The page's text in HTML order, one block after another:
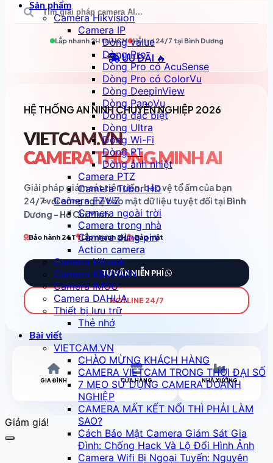
Sản phẩm
Camera Hikvision
Camera IP
Dòng value
Dòng Pro
Dòng Pro có AcuSense
Dòng Pro có ColorVu
Dòng DeepinView
Dòng PanoVu
Dòng đặc biệt
Dòng Ultra
Dòng Wi-Fi
Dòng PT
Dòng ảnh nhiệt
Camera PTZ
Camera Tubor HD
Camera EZVIZ
Camera ngoài trời
Camera trong nhà
Camera dùng pin
Action camera
Camera HiLook
Camera KBVISION
Camera IMOU
Camera DAHUA
Thiết bị lưu trữ
Thẻ nhớ
Bài viết
VIETCAM.VN
CHÀO MỪNG KHÁCH HÀNG
CAMERA VIETCAM TRONG THỜI ĐẠI SỐ
7 MẸO SỬ DỤNG CAMERA DOANH
NGHIỆP
CAMERA MẤT KẾT NỐI THÌ PHẢI LÀM
SAO?
Cách Bảo Mật Camera Giám Sát Gia
Đình: Chống Hack Và Lộ Đổi Hình Ảnh
Camera Wifi Bị Ngoại Tuyến: Nguyên
Lắp nhanh 2H tạiHCM Hỗ trợ 24/7 tại Bình Dương
ƯU ĐÃI 🔥
HỆ THỐNG AN NINH CHUYÊN NGHIỆP 2026
VIETCAM.VN
CAMERA THÔNG MINH AI
Giải pháp giám sát tiên tiến, bảo vệ tổ ấm của bạn
24/7 với công nghệ bảo mật dữ liệu tuyệt đối tại Bình
Dương - Hồ Chí Minh.
Bảo hành 24T Lắp nhanh 2H Bảo mật
TƯ VẤN MIỄN PHÍ
HOTLINE 24/7
GIA ĐÌNH CỬA HÀNG NHÀ XƯỞNG
Giảm giá!